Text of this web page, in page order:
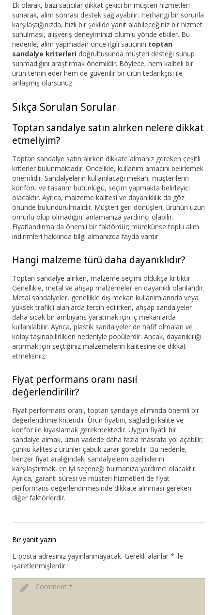
Ek olarak, bazı satıcılar dikkat çekici bir müşteri hizmetleri
sunarak, alım sonrası destek sağlayabilir. Herhangi bir sorunla
karşılaştığınızda, hızlı bir şekilde yanıt alabileceğiniz bir hizmet
sunulması, alışveriş deneyiminizi olumlu yönde etkiler. Bu
nedenle, alım yapmadan önce ilgili satıcının toptan
sandalye kriterleri doğrultusunda müşteri desteği sunup
sunmadığını araştırmak önemlidir. Böylece, hem kaliteli bir
ürün temin eder hem de güvenilir bir ürün tedarikçisi ile
anlaşmış olursunuz.
Sıkça Sorulan Sorular
Toptan sandalye satın alırken nelere dikkat
etmeliyim?
Toptan sandalye satın alırken dikkate almanız gereken çeşitli
kriterler bulunmaktadır. Öncelikle, kullanım amacını belirlemek
önemlidir. Sandalyelerin kullanılacağı mekan, müşterilerin
konforu ve tasarım bütünlüğü, seçim yapmakta belirleyici
olacaktır. Ayrıca, malzeme kalitesi ve dayanıklılık da göz
önünde bulundurulmalıdır. Müşteri geri dönüşleri, ürünün uzun
ömürlü olup olmadığını anlamanıza yardımcı olabilir.
Fiyatlandırma da önemli bir faktördür; mümkünse toplu alım
indirimleri hakkında bilgi almanızda fayda vardır.
Hangi malzeme türü daha dayanıklıdır?
Toptan sandalye alırken, malzeme seçimi oldukça kritiktir.
Genellikle, metal ve ahşap malzemeler en dayanıklı olanlarıdır.
Metal sandalyeler, genellikle dış mekan kullanımlarında veya
yüksek trafikli alanlarda tercih edilirken, ahşap sandalyeler
daha sıcak bir ambiyans yaratmak için iç mekanlarda
kullanılabilir. Ayrıca, plastik sandalyeler de hafif olmaları ve
kolay taşınabilirlikleri nedeniyle popülerdir. Ancak, dayanıklılığı
artırmak için seçtiğiniz malzemelerin kalitesine de dikkat
etmelisiniz.
Fiyat performans oranı nasıl
değerlendirilir?
Fiyat performans oranı, toptan sandalye alımında önemli bir
değerlendirme kriteridir. Ürün fiyatını, sağladığı kalite ve
konfor ile kıyaslamak gerekmektedir. Uygun fiyatlı bir
sandalye almak, uzun vadede daha fazla masrafa yol açabilir;
çünkü kalitesiz ürünler çabuk zarar görebilir. Bu nedenle,
benzer fiyat aralığındaki sandalyelerin özelliklerini
karşılaştırmak, en iyi seçeneği bulmanıza yardımcı olacaktır.
Ayrıca, garanti süresi ve müşteri hizmetleri de fiyat
performans değerlendirmesinde dikkate alınması gereken
diğer faktörlerdir.
Bir yanıt yazın
E-posta adresiniz yayınlanmayacak. Gerekli alanlar * ile
işaretlenmişlerdir